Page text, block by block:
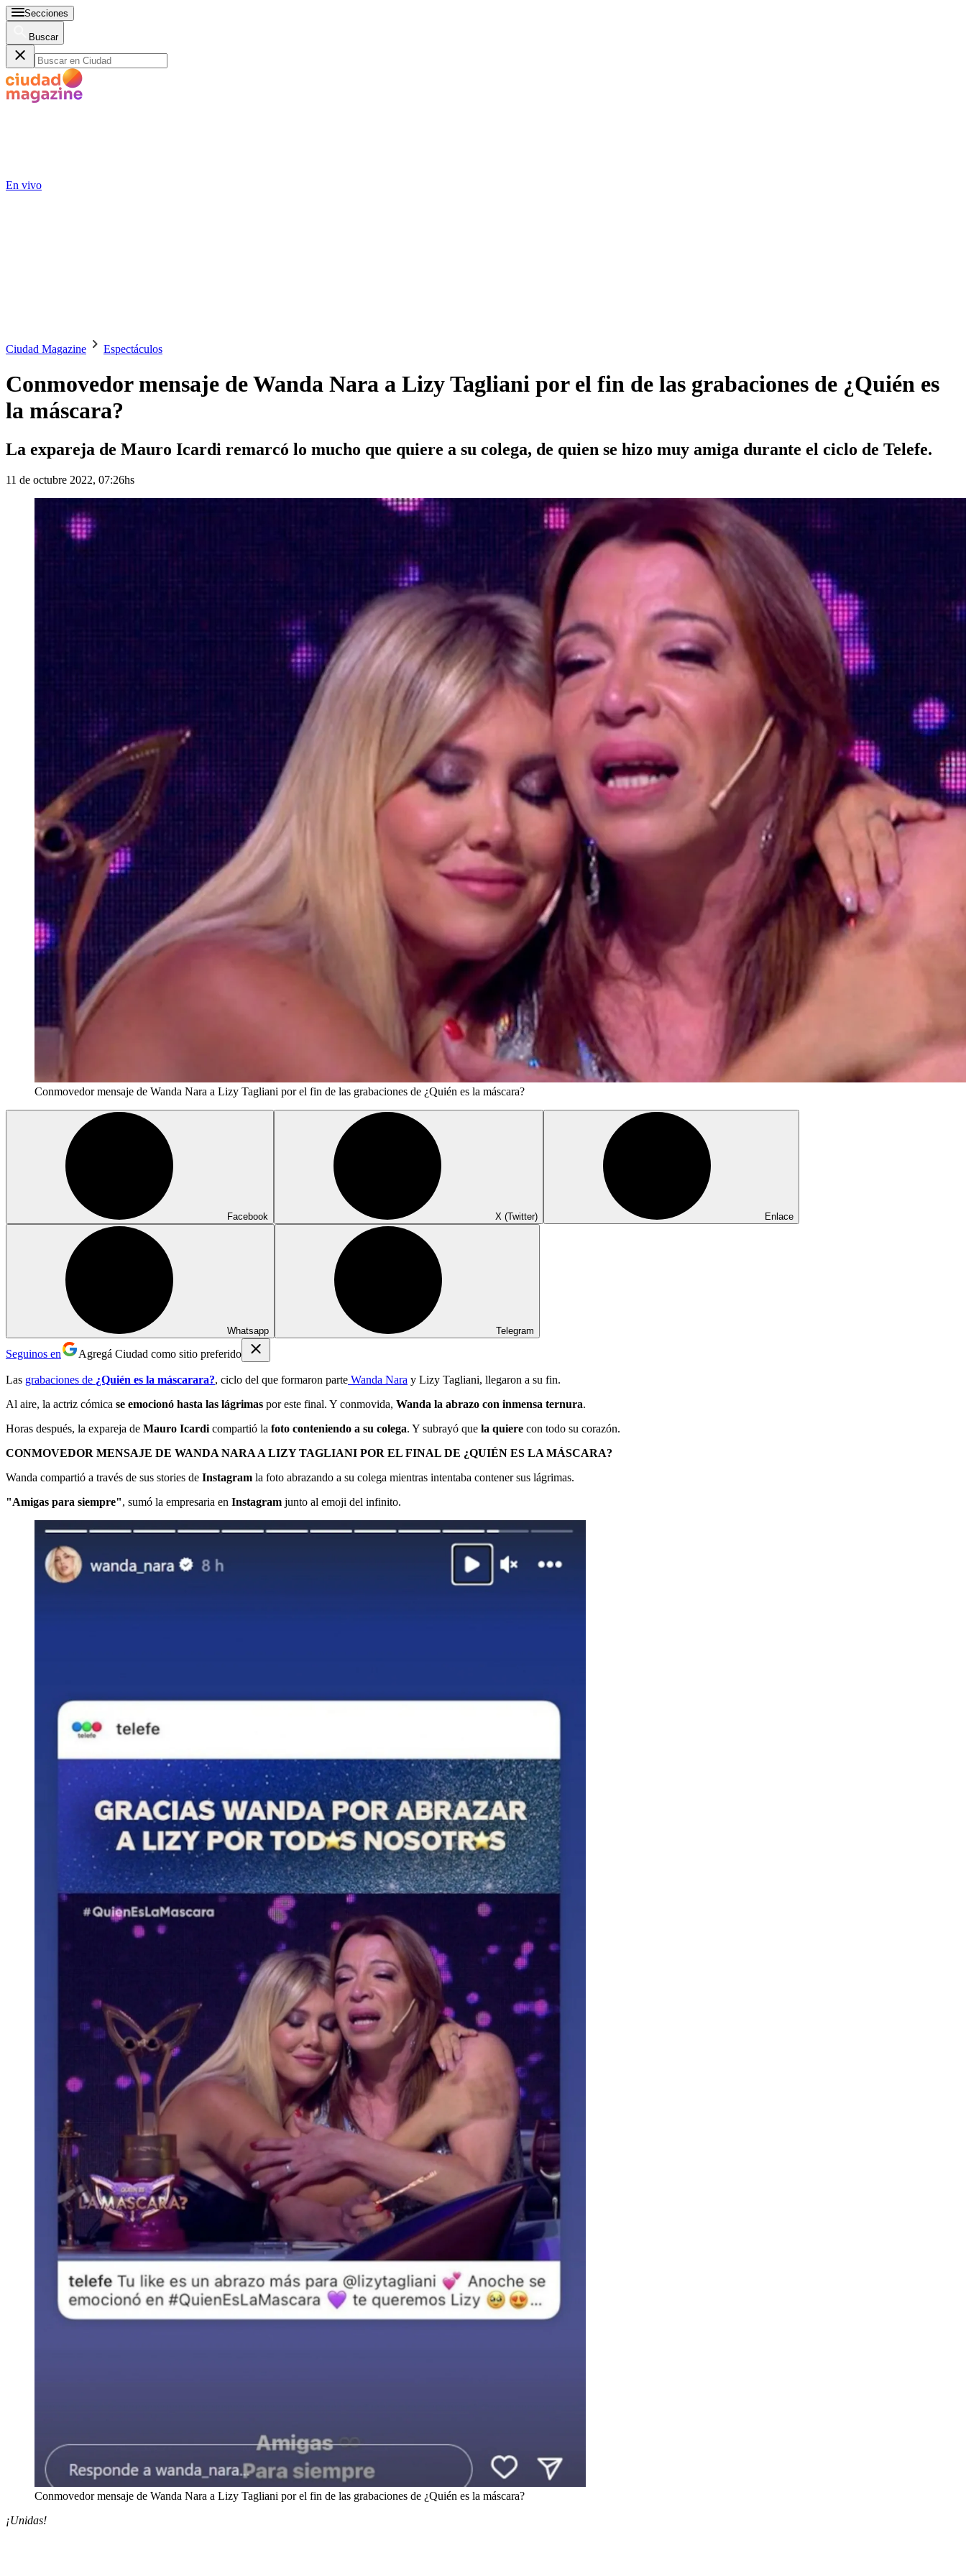
Secciones
Buscar
En vivo
Ciudad Magazine Espectáculos
Conmovedor mensaje de Wanda Nara a Lizy Tagliani por el fin de las grabaciones de ¿Quién es
la máscara?
La expareja de Mauro Icardi remarcó lo mucho que quiere a su colega, de quien se hizo muy amiga durante el ciclo de Telefe.
11 de octubre 2022, 07:26hs
Conmovedor mensaje de Wanda Nara a Lizy Tagliani por el fin de las grabaciones de ¿Quién es la máscara?
Facebook X (Twitter) Enlace
Whatsapp Telegram
Seguinos en Agregá Ciudad como sitio preferido
Las grabaciones de ¿Quién es la máscarara?, ciclo del que formaron parte Wanda Nara y Lizy Tagliani, llegaron a su fin.
Al aire, la actriz cómica se emocionó hasta las lágrimas por este final. Y conmovida, Wanda la abrazo con inmensa ternura.
Horas después, la expareja de Mauro Icardi compartió la foto conteniendo a su colega. Y subrayó que la quiere con todo su corazón.
CONMOVEDOR MENSAJE DE WANDA NARA A LIZY TAGLIANI POR EL FINAL DE ¿QUIÉN ES LA MÁSCARA?
Wanda compartió a través de sus stories de Instagram la foto abrazando a su colega mientras intentaba contener sus lágrimas.
"Amigas para siempre", sumó la empresaria en Instagram junto al emoji del infinito.
Conmovedor mensaje de Wanda Nara a Lizy Tagliani por el fin de las grabaciones de ¿Quién es la máscara?
¡Unidas!